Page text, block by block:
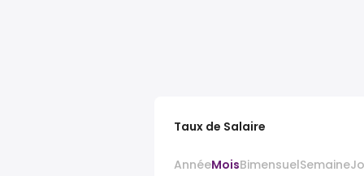
Taux de Salaire
AnnéeMoisBimensuelSemaine